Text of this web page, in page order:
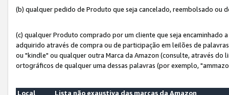
(b) qualquer pedido de Produto que seja cancelado, reembolsado ou
(c) qualquer Produto comprado por um cliente que seja encaminhado
adquirido através de compra ou de participação em leilões de
ou "kindle" ou qualquer outra Marca da Amazon (consulte, através do
ortográficos de qualquer uma dessas palavras (por exemplo,
Local
Lista não exaustiva das marcas da Amazon